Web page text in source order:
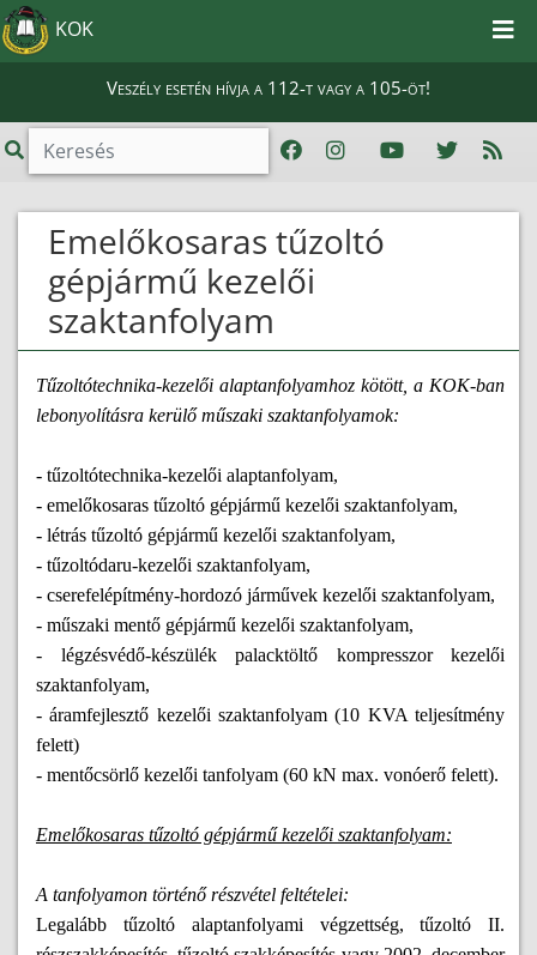
KOK
Veszély esetén hívja a 112-t vagy a 105-öt!
Emelőkosaras tűzoltó
gépjármű kezelői
szaktanfolyam
Tűzoltótechnika-kezelői alaptanfolyamhoz kötött, a KOK-ban
lebonyolításra kerülő műszaki szaktanfolyamok:
- tűzoltótechnika-kezelői alaptanfolyam,
- emelőkosaras tűzoltó gépjármű kezelői szaktanfolyam,
- létrás tűzoltó gépjármű kezelői szaktanfolyam,
- tűzoltódaru-kezelői szaktanfolyam,
- cserefelépítmény-hordozó járművek kezelői szaktanfolyam,
- műszaki mentő gépjármű kezelői szaktanfolyam,
- légzésvédő-készülék palacktöltő kompresszor kezelői
szaktanfolyam,
- áramfejlesztő kezelői szaktanfolyam (10 KVA teljesítmény
felett)
- mentőcsörlő kezelői tanfolyam (60 kN max. vonóerő felett).
Emelőkosaras tűzoltó gépjármű kezelői szaktanfolyam:
A tanfolyamon történő részvétel feltételei:
Legalább tűzoltó alaptanfolyami végzettség, tűzoltó II.